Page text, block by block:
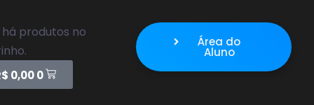
há produtos no
0,000
Área do
Aluno